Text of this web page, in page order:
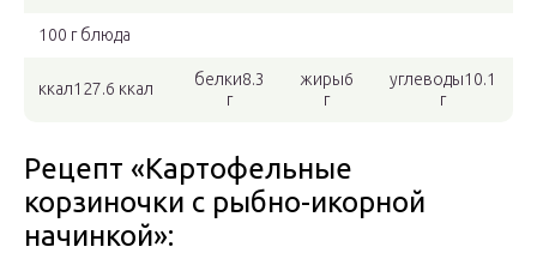
100 г блюда
ккал127.6 ккал
белки8.3
г
жиры6
г
углеводы10.1
г
Рецепт «Картофельные
корзиночки с рыбно-икорной
начинкой»: